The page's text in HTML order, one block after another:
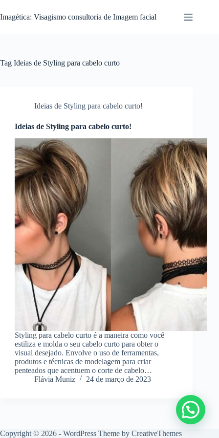
para
o
Imagética: Visagismo consultoria de Imagem facial
Tag Ideias de Styling para cabelo curto
Ideias de Styling para cabelo curto!
Ideias de Styling para cabelo curto!
Styling para cabelo curto é a maneira como você
estiliza e molda o seu cabelo curto para obter o
visual desejado. Envolve o uso de ferramentas,
produtos e técnicas de modelagem para criar
penteados que acentuem o corte de cabelo…
Flávia Muniz
24 de março de 2023
Copyright © 2026 - WordPress Theme by CreativeThemes